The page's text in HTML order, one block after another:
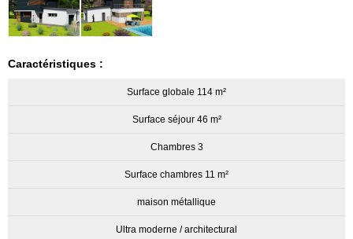
Caractéristiques :
Surface globale 114 m²
Surface séjour 46 m²
Chambres 3
Surface chambres 11 m²
maison métallique
Ultra moderne / architectural